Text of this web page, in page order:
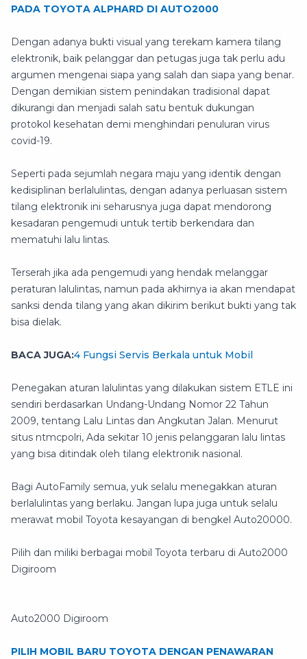
PADA TOYOTA ALPHARD DI AUTO2000
Dengan adanya bukti visual yang terekam kamera tilang
elektronik, baik pelanggar dan petugas juga tak perlu adu
argumen mengenai siapa yang salah dan siapa yang benar.
Dengan demikian sistem penindakan tradisional dapat
dikurangi dan menjadi salah satu bentuk dukungan
protokol kesehatan demi menghindari penuluran virus
covid-19.
Seperti pada sejumlah negara maju yang identik dengan
kedisiplinan berlalulintas, dengan adanya perluasan sistem
tilang elektronik ini seharusnya juga dapat mendorong
kesadaran pengemudi untuk tertib berkendara dan
mematuhi lalu lintas.
Terserah jika ada pengemudi yang hendak melanggar
peraturan lalulintas, namun pada akhirnya ia akan mendapat
sanksi denda tilang yang akan dikirim berikut bukti yang tak
bisa dielak.
BACA JUGA:4 Fungsi Servis Berkala untuk Mobil
Penegakan aturan lalulintas yang dilakukan sistem ETLE ini
sendiri berdasarkan Undang-Undang Nomor 22 Tahun
2009, tentang Lalu Lintas dan Angkutan Jalan. Menurut
situs ntmcpolri, Ada sekitar 10 jenis pelanggaran lalu lintas
yang bisa ditindak oleh tilang elektronik nasional.
Bagi AutoFamily semua, yuk selalu menegakkan aturan
berlalulintas yang berlaku. Jangan lupa juga untuk selalu
merawat mobil Toyota kesayangan di bengkel Auto20000.
Pilih dan miliki berbagai mobil Toyota terbaru di Auto2000
Digiroom
Auto2000 Digiroom
PILIH MOBIL BARU TOYOTA DENGAN PENAWARAN